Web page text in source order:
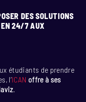
DES SOLUTIONS
EN 24/7 AUX
étudiants de prendre
l’ICAN offre à ses
.